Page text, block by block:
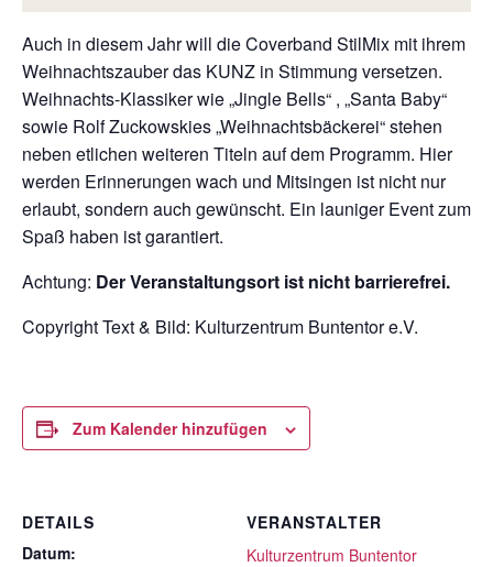
Auch in diesem Jahr will die Coverband StilMix mit ihrem
Weihnachtszauber das KUNZ in Stimmung versetzen.
Weihnachts-Klassiker wie „Jingle Bells“ , „Santa Baby“
sowie Rolf Zuckowskies „Weihnachtsbäckerei“ stehen
neben etlichen weiteren Titeln auf dem Programm. Hier
werden Erinnerungen wach und Mitsingen ist nicht nur
erlaubt, sondern auch gewünscht. Ein launiger Event zum
Spaß haben ist garantiert.
Achtung: Der Veranstaltungsort ist nicht barrierefrei.
Copyright Text & Bild: Kulturzentrum Buntentor e.V.
Zum Kalender hinzufügen
DETAILS
Datum:
VERANSTALTER
Kulturzentrum Buntentor